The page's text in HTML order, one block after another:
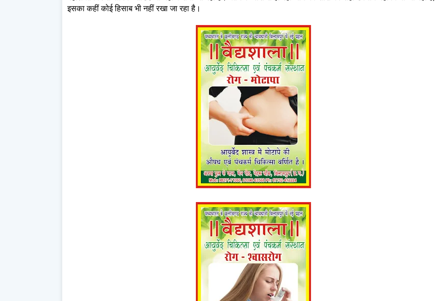
इसका कहीं कोई हिसाब भी नहीं रखा जा रहा है।